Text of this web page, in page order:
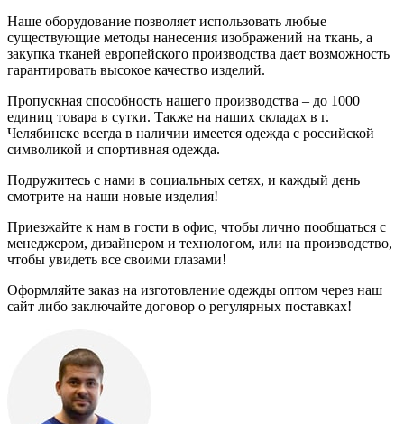
Наше оборудование позволяет использовать любые
существующие методы нанесения изображений на ткань, а
закупка тканей европейского производства дает возможность
гарантировать высокое качество изделий.
Пропускная способность нашего производства – до 1000
единиц товара в сутки. Также на наших складах в г.
Челябинске всегда в наличии имеется одежда с российской
символикой и спортивная одежда.
Подружитесь с нами в социальных сетях, и каждый день
смотрите на наши новые изделия!
Приезжайте к нам в гости в офис, чтобы лично пообщаться с
менеджером, дизайнером и технологом, или на производство,
чтобы увидеть все своими глазами!
Оформляйте заказ на изготовление одежды оптом через наш
сайт либо заключайте договор о регулярных поставках!